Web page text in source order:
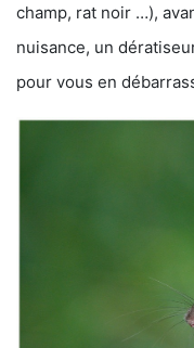
champ, rat noir …),
nuisance, un
pour vous en